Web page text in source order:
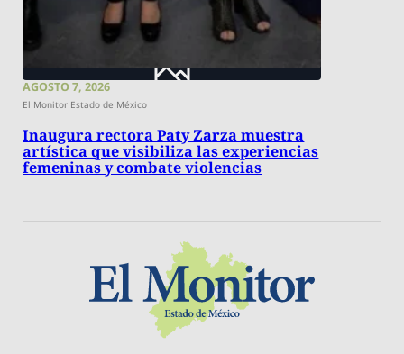
AGOSTO 7, 2026
El Monitor Estado de México
Inaugura rectora Paty Zarza muestra
artística que visibiliza las experiencias
femeninas y combate violencias